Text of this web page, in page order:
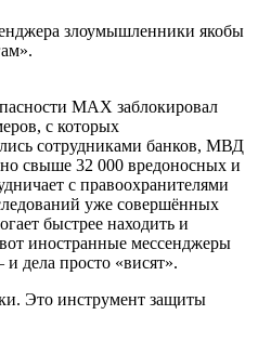
злоумышленники якобы
MAX заблокировал
с которых
сотрудниками банков, МВД
свыше 32 000 вредоносных и
с правоохранителями
уже совершённых
быстрее находить и
иностранные мессенджеры
дела просто «висят».
Это инструмент защиты